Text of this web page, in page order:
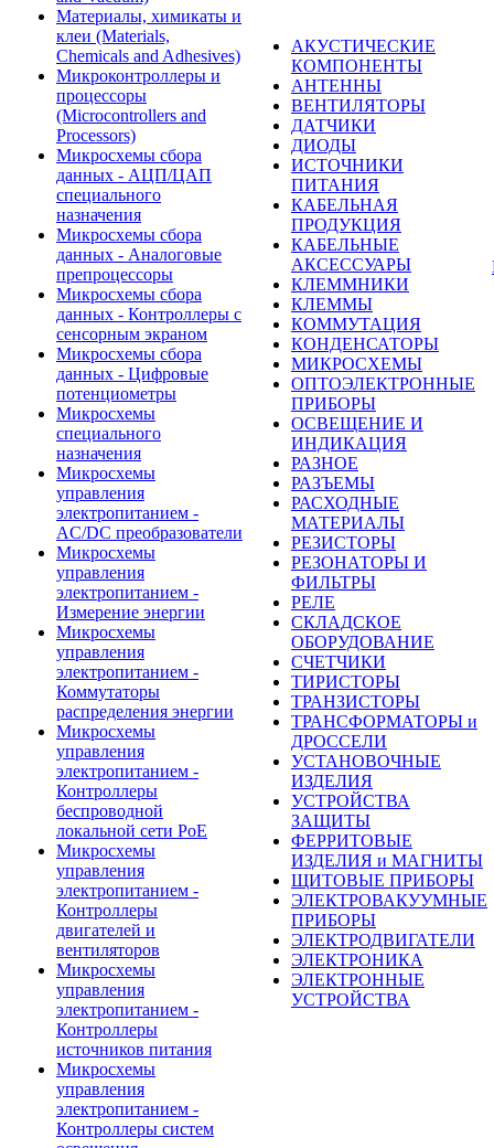
Материалы, химикаты и
клеи (Materials,
Chemicals and Adhesives)
Микроконтроллеры и
процессоры
(Microcontrollers and
Processors)
Микросхемы сбора
данных - АЦП/ЦАП
специального
назначения
Микросхемы сбора
данных - Аналоговые
препроцессоры
Микросхемы сбора
данных - Контроллеры с
сенсорным экраном
Микросхемы сбора
данных - Цифровые
потенциометры
Микросхемы
специального
назначения
Микросхемы
управления
электропитанием -
AC/DC преобразователи
Микросхемы
управления
электропитанием -
Измерение энергии
Микросхемы
управления
электропитанием -
Коммутаторы
распределения энергии
Микросхемы
управления
электропитанием -
Контроллеры
беспроводной
локальной сети PoE
Микросхемы
управления
электропитанием -
Контроллеры
двигателей и
вентиляторов
Микросхемы
управления
электропитанием -
Контроллеры
источников питания
Микросхемы
управления
электропитанием -
Контроллеры систем
АКУСТИЧЕСКИЕ
КОМПОНЕНТЫ
АНТЕННЫ
ВЕНТИЛЯТОРЫ
ДАТЧИКИ
ДИОДЫ
ИСТОЧНИКИ
ПИТАНИЯ
КАБЕЛЬНАЯ
ПРОДУКЦИЯ
КАБЕЛЬНЫЕ
АКСЕССУАРЫ
КЛЕММНИКИ
КЛЕММЫ
КОММУТАЦИЯ
КОНДЕНСАТОРЫ
МИКРОСХЕМЫ
ОПТОЭЛЕКТРОННЫЕ
ПРИБОРЫ
ОСВЕЩЕНИЕ И
ИНДИКАЦИЯ
РАЗНОЕ
РАЗЪЕМЫ
РАСХОДНЫЕ
МАТЕРИАЛЫ
РЕЗИСТОРЫ
РЕЗОНАТОРЫ И
ФИЛЬТРЫ
РЕЛЕ
СКЛАДСКОЕ
ОБОРУДОВАНИЕ
СЧЕТЧИКИ
ТИРИСТОРЫ
ТРАНЗИСТОРЫ
ТРАНСФОРМАТОРЫ и
ДРОССЕЛИ
УСТАНОВОЧНЫЕ
ИЗДЕЛИЯ
УСТРОЙСТВА
ЗАЩИТЫ
ФЕРРИТОВЫЕ
ИЗДЕЛИЯ и МАГНИТЫ
ЩИТОВЫЕ ПРИБОРЫ
ЭЛЕКТРОВАКУУМНЫЕ
ПРИБОРЫ
ЭЛЕКТРОДВИГАТЕЛИ
ЭЛЕКТРОНИКА
ЭЛЕКТРОННЫЕ
УСТРОЙСТВА